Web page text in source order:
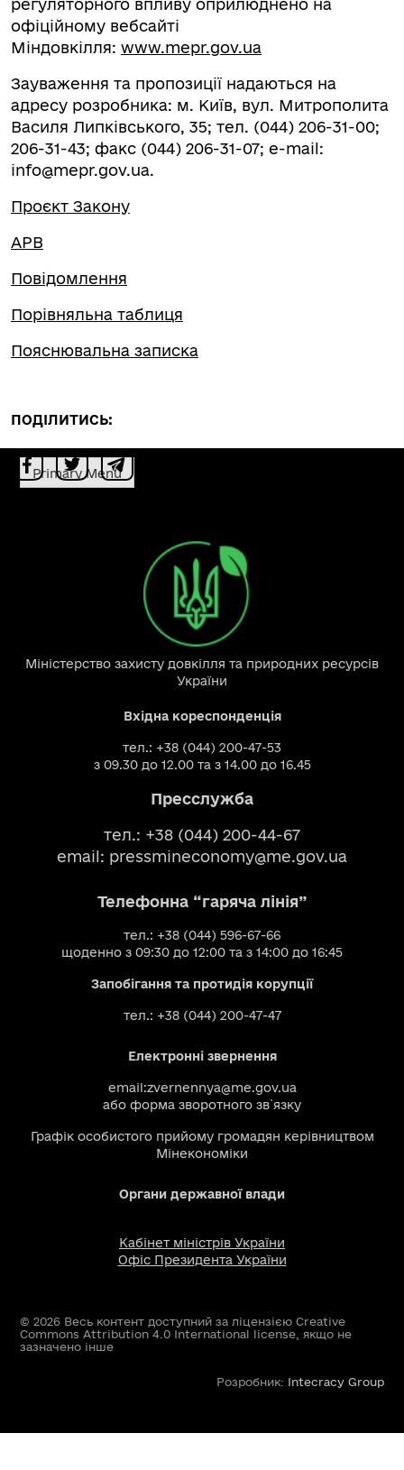
регуляторного впливу оприлюднено на
офіційному вебсайті
Міндовкілля: www.mepr.gov.ua
Зауваження та пропозиції надаються на
адресу розробника: м. Київ, вул. Митрополита
Василя Липківського, 35; тел. (044) 206-31-00;
206-31-43; факс (044) 206-31-07; e-mail:
info@mepr.gov.ua.
Проєкт Закону
АРВ
Повідомлення
Порівняльна таблиця
Пояснювальна записка
ПОДІЛИТИСЬ:
Primary Menu
Міністерство захисту довкілля та природних ресурсів
України
Вхідна кореспонденція
тел.: +38 (044) 200-47-53
з 09.30 до 12.00 та з 14.00 до 16.45
Пресслужба
тел.: +38 (044) 200-44-67
email: pressmineconomy@me.gov.ua
Телефонна “гаряча лінія”
тел.: +38 (044) 596-67-66
щоденно з 09:30 до 12:00 та з 14:00 до 16:45
Запобігання та протидія корупції
тел.: +38 (044) 200-47-47
Електронні звернення
email:zvernennya@me.gov.ua
або форма зворотного зв`язку
Графік особистого прийому громадян керівництвом
Мінекономіки
Органи державної влади
Кабінет міністрів України
Офіс Президента України
© 2026 Весь контент доступний за ліцензією Creative
Commons Attribution 4.0 International license, якщо не
зазначено інше
Розробник: Intecracy Group